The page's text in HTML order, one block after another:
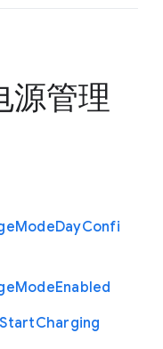
源管理
ModeDayConfi
ModeEnabled
StartCharging